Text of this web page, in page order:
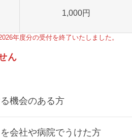
1,000円
年度分の受付を終了いたしました。
ん
機会のある方
会社や病院でうけた方